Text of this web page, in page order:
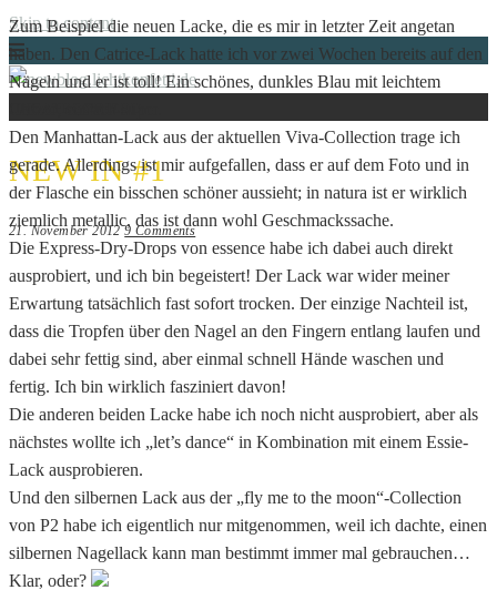
Skip to content
NEWBLOG.LICHTKONFETTI.DE
Just another WordPress site
NEW IN #1
21. November 2012 9 Comments
Zum Beispiel die neuen Lacke, die es mir in letzter Zeit angetan
haben. Den Catrice-Lack hatte ich vor zwei Wochen bereits auf den
Nägeln und er ist toll! Ein schönes, dunkles Blau mit leichtem
Den Manhattan-Lack aus der aktuellen Viva-Collection trage ich
gerade. Allerdings ist mir aufgefallen, dass er auf dem Foto und in
der Flasche ein bisschen schöner aussieht; in natura ist er wirklich
ziemlich metallic, das ist dann wohl Geschmackssache.
Die Express-Dry-Drops von essence habe ich dabei auch direkt
ausprobiert, und ich bin begeistert! Der Lack war wider meiner
Erwartung tatsächlich fast sofort trocken. Der einzige Nachteil ist,
dass die Tropfen über den Nagel an den Fingern entlang laufen und
dabei sehr fettig sind, aber einmal schnell Hände waschen und
fertig. Ich bin wirklich fasziniert davon!
Die anderen beiden Lacke habe ich noch nicht ausprobiert, aber als
nächstes wollte ich „let’s dance“ in Kombination mit einem Essie-
Lack ausprobieren.
Und den silbernen Lack aus der „fly me to the moon“-Collection
von P2 habe ich eigentlich nur mitgenommen, weil ich dachte, einen
silbernen Nagellack kann man bestimmt immer mal gebrauchen…
Klar, oder?